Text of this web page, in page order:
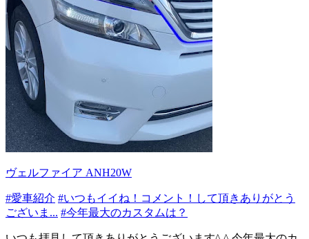
ヴェルファイア ANH20W
#愛車紹介 #いつもイイね！コメント！して頂きありがとう
ございま... #今年最大のカスタムは？